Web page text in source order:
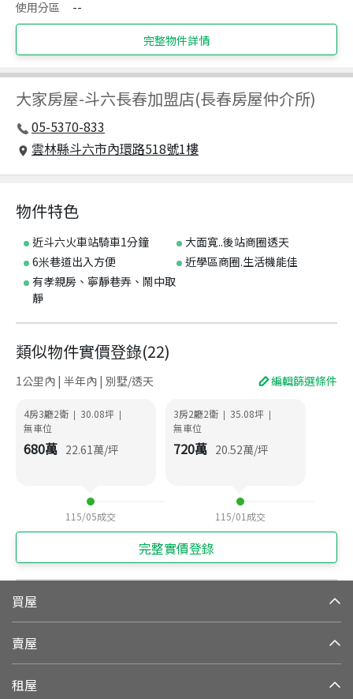
使用分區 --
完整物件詳情
大家房屋-斗六長春加盟店(長春房屋仲介所)
05-5370-833
雲林縣斗六市內環路518號1樓
物件特色
近斗六火車站騎車1分鐘
大面寬..後站商圈透天
6米巷道出入方便
近學區商圈.生活機能佳
有孝親房、寧靜巷弄、鬧中取
靜
類似物件實價登錄(22)
1公里內 | 半年內 | 別墅/透天 編輯篩選條件
4房3廳2衛 | 30.08坪 |
無車位
680萬 22.61萬/坪
115/05成交
3房2廳2衛 | 35.08坪 |
無車位
720萬 20.52萬/坪
115/01 成交
完整實價登錄
買屋
賣屋
租屋